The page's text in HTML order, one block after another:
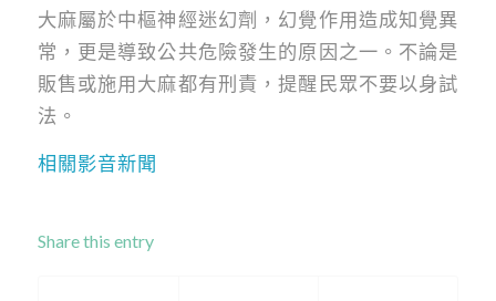
大麻屬於中樞神經迷幻劑，幻覺作用造成知覺異
常，更是導致公共危險發生的原因之一。不論是
販售或施用大麻都有刑責，提醒民眾不要以身試
法。
相關影音新聞
Share this entry